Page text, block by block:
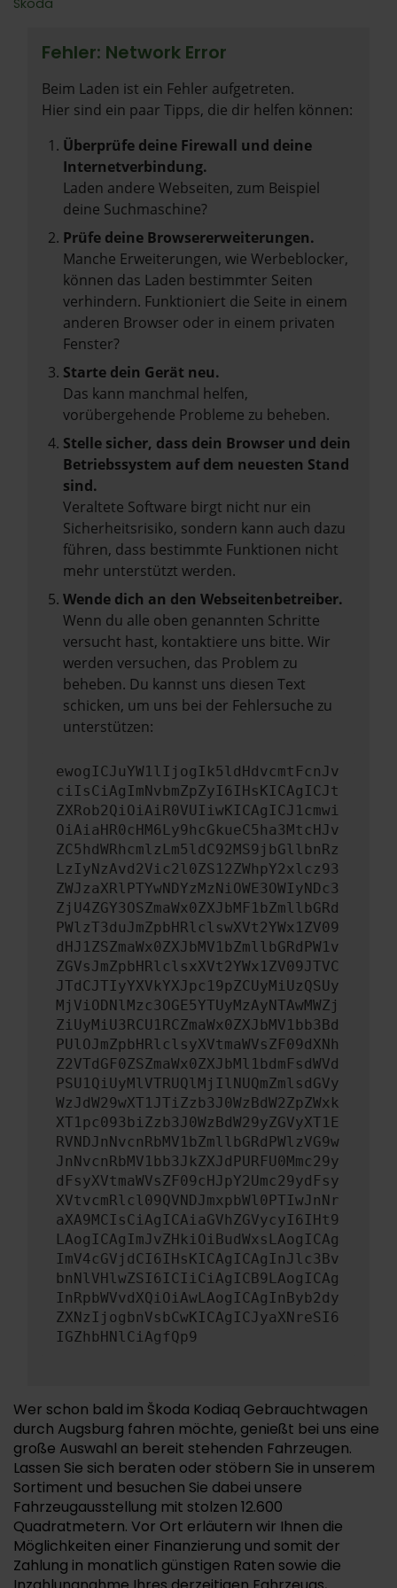
Škoda
Fehler: Network Error
Beim Laden ist ein Fehler aufgetreten.
Hier sind ein paar Tipps, die dir helfen können:
Überprüfe deine Firewall und deine
Internetverbindung.
Laden andere Webseiten, zum Beispiel
deine Suchmaschine?
Prüfe deine Browsererweiterungen.
Manche Erweiterungen, wie Werbeblocker,
können das Laden bestimmter Seiten
verhindern. Funktioniert die Seite in einem
anderen Browser oder in einem privaten
Fenster?
Starte dein Gerät neu.
Das kann manchmal helfen,
vorübergehende Probleme zu beheben.
Stelle sicher, dass dein Browser und dein
Betriebssystem auf dem neuesten Stand
sind.
Veraltete Software birgt nicht nur ein
Sicherheitsrisiko, sondern kann auch dazu
führen, dass bestimmte Funktionen nicht
mehr unterstützt werden.
Wende dich an den Webseitenbetreiber.
Wenn du alle oben genannten Schritte
versucht hast, kontaktiere uns bitte. Wir
werden versuchen, das Problem zu
beheben. Du kannst uns diesen Text
schicken, um uns bei der Fehlersuche zu
unterstützen:
ewogICJuYW1lIjogIk5ldHdvcmtFcnJv
ciIsCiAgImNvbmZpZyI6IHsKICAgICJt
ZXRob2QiOiAiR0VUIiwKICAgICJ1cmwi
OiAiaHR0cHM6Ly9hcGkueC5ha3MtcHJv
ZC5hdWRhcmlzLm5ldC92MS9jbGllbnRz
LzIyNzAvd2Vic2l0ZS12ZWhpY2xlcz93
ZWJzaXRlPTYwNDYzMzNiOWE3OWIyNDc3
ZjU4ZGY3OSZmaWx0ZXJbMF1bZmllbGRd
PWlzT3duJmZpbHRlclswXVt2YWx1ZV09
dHJ1ZSZmaWx0ZXJbMV1bZmllbGRdPW1v
ZGVsJmZpbHRlclsxXVt2YWx1ZV09JTVC
JTdCJTIyYXVkYXJpc19pZCUyMiUzQSUy
MjViODNlMzc3OGE5YTUyMzAyNTAwMWZj
ZiUyMiU3RCU1RCZmaWx0ZXJbMV1bb3Bd
PUlOJmZpbHRlclsyXVtmaWVsZF09dXNh
Z2VTdGF0ZSZmaWx0ZXJbMl1bdmFsdWVd
PSU1QiUyMlVTRUQlMjIlNUQmZmlsdGVy
WzJdW29wXT1JTiZzb3J0WzBdW2ZpZWxk
XT1pc093biZzb3J0WzBdW29yZGVyXT1E
RVNDJnNvcnRbMV1bZmllbGRdPWlzVG9w
JnNvcnRbMV1bb3JkZXJdPURFU0Mmc29y
dFsyXVtmaWVsZF09cHJpY2Umc29ydFsy
XVtvcmRlcl09QVNDJmxpbWl0PTIwJnNr
aXA9MCIsCiAgICAiaGVhZGVycyI6IHt9
LAogICAgImJvZHkiOiBudWxsLAogICAg
ImV4cGVjdCI6IHsKICAgICAgInJlc3Bv
bnNlVHlwZSI6ICIiCiAgICB9LAogICAg
InRpbWVvdXQiOiAwLAogICAgInByb2dy
ZXNzIjogbnVsbCwKICAgICJyaXNreSI6
IGZhbHNlCiAgfQp9
Wer schon bald im Škoda Kodiaq Gebrauchtwagen
durch Augsburg fahren möchte, genießt bei uns eine
große Auswahl an bereit stehenden Fahrzeugen.
Lassen Sie sich beraten oder stöbern Sie in unserem
Sortiment und besuchen Sie dabei unsere
Fahrzeugausstellung mit stolzen 12.600
Quadratmetern. Vor Ort erläutern wir Ihnen die
Möglichkeiten einer Finanzierung und somit der
Zahlung in monatlich günstigen Raten sowie die